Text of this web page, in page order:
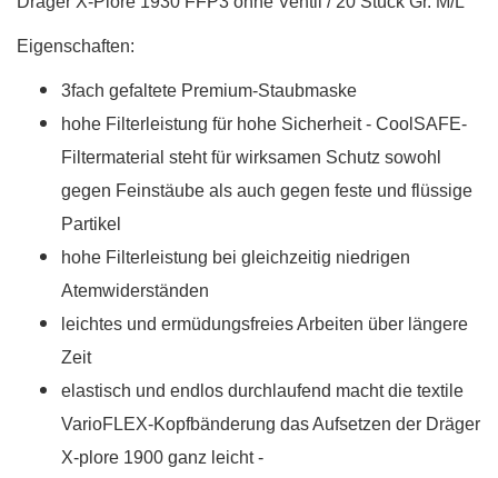
Eigenschaften:
3fach gefaltete Premium-Staubmaske
hohe Filterleistung für hohe Sicherheit - CoolSAFE-
Filtermaterial steht für wirksamen Schutz sowohl
gegen Feinstäube als auch gegen feste und flüssige
Partikel
hohe Filterleistung bei gleichzeitig niedrigen
Atemwiderständen
leichtes und ermüdungsfreies Arbeiten über längere
Zeit
elastisch und endlos durchlaufend macht die textile
VarioFLEX-Kopfbänderung das Aufsetzen der Dräger
X-plore 1900 ganz leicht -